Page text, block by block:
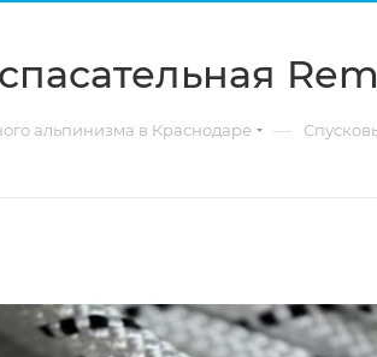
альпинизма в Краснодаре —